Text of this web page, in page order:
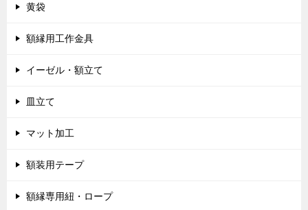
黄袋
額縁用工作金具
イーゼル・額立て
皿立て
マット加工
額装用テープ
額縁専用紐・ロープ